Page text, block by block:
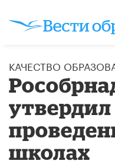
КАЧЕСТВО
школах